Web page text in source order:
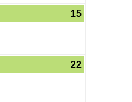
15
22